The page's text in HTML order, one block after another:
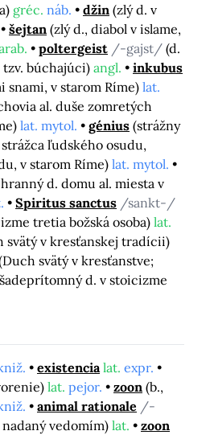
gréc. náb. džin (zlý d. v
šejtan (zlý d., diabol v islame,
poltergeist /-gajst/ (d.
búchajúci) angl.
inkubus
snami, v starom Ríme) lat.
al. duše zomretých
lat. mytol. génius (strážny
ľudského osudu,
v starom Ríme) lat. mytol.
d. domu al. miesta v
Spiritus sanctus /sankt-/
tretia božská osoba) lat.
svätý v kresťanskej tradícii)
svätý v kresťanstve;
d. v stoicizme
existencia lat. expr.
lat. pejor. zoon (b.,
animal rationale /-
vedomím)lat.
zoon